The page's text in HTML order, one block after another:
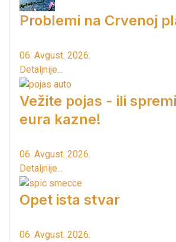
Problemi na Crvenoj
06. Avgust. 2026.
Detaljnije...
Vežite pojas - ili
eura kazne!
06. Avgust. 2026.
Detaljnije...
Opet ista stvar
06. Avgust. 2026.